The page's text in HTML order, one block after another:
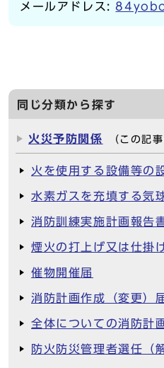
メールアドレス:
同じ分類から探す
火災予防関係 （この記
火を使用する設備等の
水素ガスを充填する気
消防訓練実施計画報告
煙火の打上げ又は仕掛
催物開催届
消防計画作成（変更）
全体についての消防計
防火防災管理者選任（